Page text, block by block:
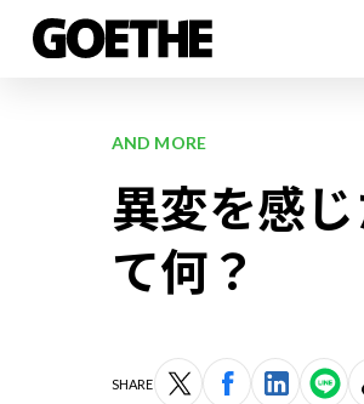
AND MORE
異変を感
て何？
SHARE